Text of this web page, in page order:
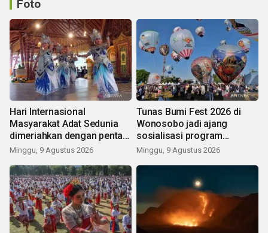
Foto
Hari Internasional
Masyarakat Adat Sedunia
dimeriahkan dengan pentas
seni budaya Bali
Minggu, 9 Agustus 2026
Tunas Bumi Fest 2026 di
Wonosobo jadi ajang
sosialisasi program
pemerintah lewat balon
Minggu, 9 Agustus 2026